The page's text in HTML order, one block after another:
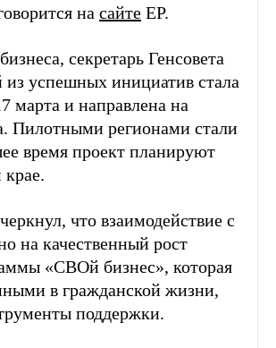
на сайте ЕР.
секретарь Генсовета
успешных инициатив стала
марта и направлена на
Пилотными регионами стали
время проект планируют
что взаимодействие с
на качественный рост
«СВОй бизнес», которая
в гражданской жизни,
поддержки.